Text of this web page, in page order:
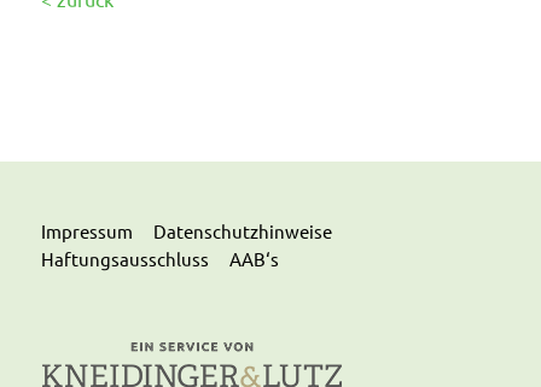
Impressum
Datenschutzhinweise
Haftungsausschluss
AAB‘s